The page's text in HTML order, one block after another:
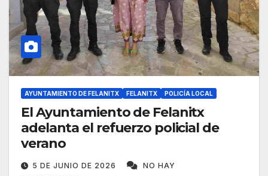
AYUNTAMIENTO DE FELANITX FELANITX POLICÍA LOCAL
El Ayuntamiento de Felanitx
adelanta el refuerzo policial de
verano
5 DE JUNIO DE 2026
NO HAY